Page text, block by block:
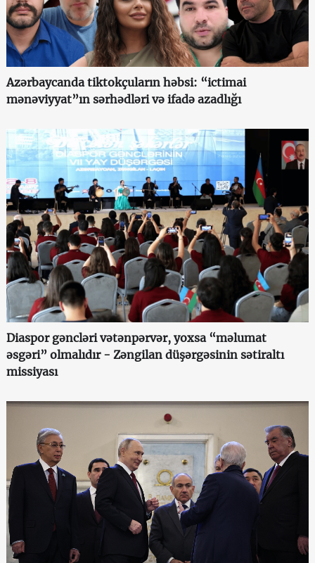
Azərbaycanda tiktokçuların həbsi: “ictimai
mənəviyyat”ın sərhədləri və ifadə azadlığı
Diaspor gəncləri vətənpərvər, yoxsa “məlumat
əsgəri” olmalıdır - Zəngilan düşərgəsinin sətiraltı
missiyası